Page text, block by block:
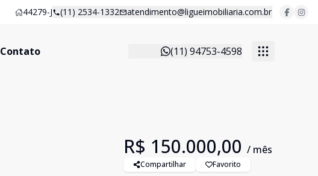
44279-J (11) 2534-1332 atendimento@ligueimobiliaria.com.br
Contato (11) 94753-4598
R$ 150.000,00 / mês
Compartilhar Favorito